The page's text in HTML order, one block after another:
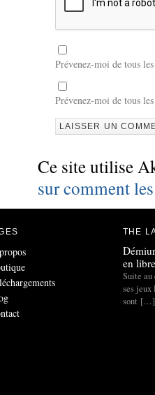
Prévenez-moi de tous
Prévenez-moi de tous
Ce site utilise
sur comment
THE
en
Suite au
ses jeux
sont […]